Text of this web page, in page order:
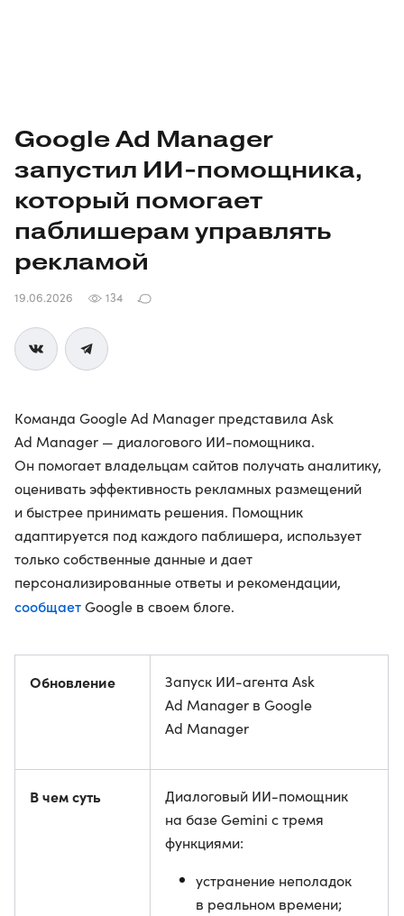
Google Ad Manager
запустил ИИ-помощника,
который помогает
паблишерам управлять
рекламой
19.06.2026 134
Команда Google Ad Manager представила Ask
Ad Manager — диалогового ИИ-помощника.
Он помогает владельцам сайтов получать аналитику,
оценивать эффективность рекламных размещений
и быстрее принимать решения. Помощник
адаптируется под каждого паблишера, использует
только собственные данные и дает
персонализированные ответы и рекомендации,
сообщаетGoogle в своем блоге.
Обновление
Запуск ИИ-агента Ask
Ad Manager в Google
Ad Manager
В чем суть
Диалоговый ИИ-помощник
на базе Gemini с тремя
функциями:
устранение неполадок
в реальном времени;